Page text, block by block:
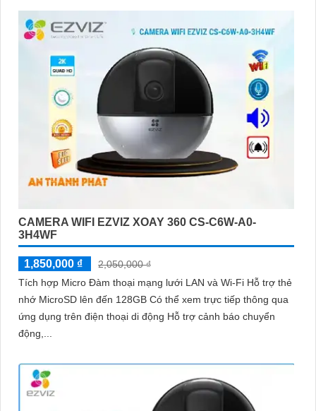
CAMERA WIFI EZVIZ XOAY 360 CS-C6W-A0-
3H4WF
1,850,000 ₫
2,050,000 ₫
Tích hợp Micro Đàm thoại mạng lưới LAN và Wi-Fi Hỗ trợ thẻ
nhớ MicroSD lên đến 128GB Có thể xem trực tiếp thông qua
ứng dụng trên điện thoại di động Hỗ trợ cảnh báo chuyển
động,...